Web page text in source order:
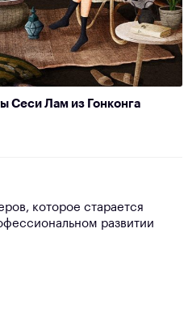
Сеси Лам из Гонконга
которое старается
развитии